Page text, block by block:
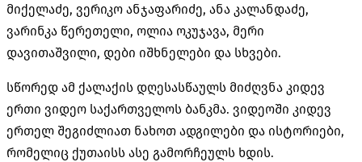
მიქელაძე, ვერიკო ანჯაფარიძე, ანა კალანდაძე,
ვარინკა წერეთელი, ოლია ოკუჯავა, მერი
დავითაშვილი, დები იშხნელები და სხვები.
სწორედ ამ ქალაქის დღესასწაულს მიძღვნა კიდევ
ერთი ვიდეო საქართველოს ბანკმა. ვიდეოში კიდევ
ერთელ შეგიძლიათ ნახოთ ადგილები და ისტორიები,
რომელიც ქუთაისს ასე გამორჩეულს ხდის.